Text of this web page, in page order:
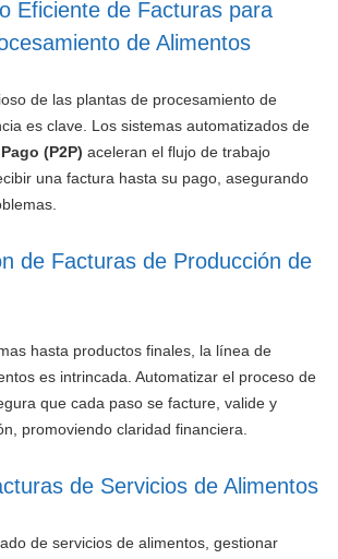
Eficiente de Facturas para
de Alimentos
de las plantas de procesamiento de
es clave. Los sistemas automatizados de
(P2P) aceleran el flujo de trabajo
una factura hasta su pago, asegurando
de Facturas de Producción de
hasta productos finales, la línea de
es intrincada. Automatizar el proceso de
que cada paso se facture, valide y
promoviendo claridad financiera.
de Servicios de Alimentos
de servicios de alimentos, gestionar